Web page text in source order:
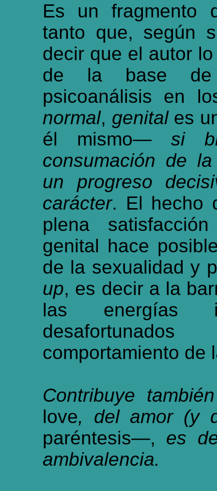
Es un fragmento
tanto que, según
decir que el autor
de la base de
psicoanálisis en
normal, genitales
él mismo— si
consumación de
un progreso
carácter. El hecho
plena
genital hace
de la sexualidad y
up, es decir a la
las energías
comportamiento de
Contribuye
love, del amor (y
paréntesis—, es
ambivalencia.